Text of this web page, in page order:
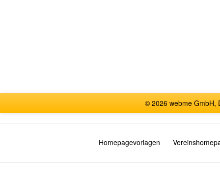
© 2026 webme GmbH,
Homepagevorlagen